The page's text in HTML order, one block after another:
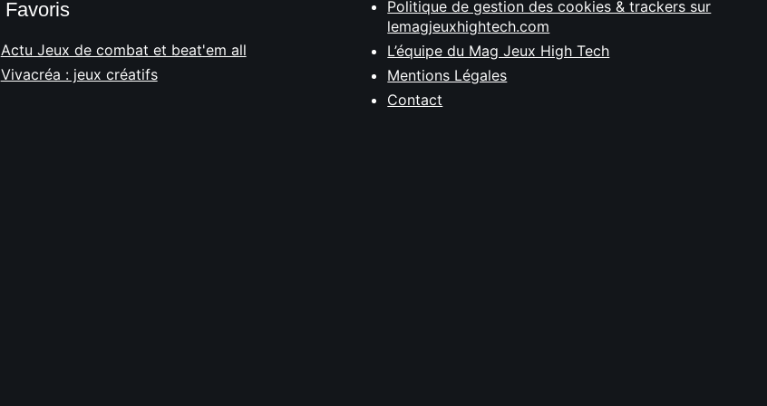
Favoris
Actu Jeux de combat et beat'em all
Vivacréa : jeux créatifs
Politique de gestion des cookies & trackers sur
lemagjeuxhightech.com
L’équipe du Mag Jeux High Tech
Mentions Légales
Contact